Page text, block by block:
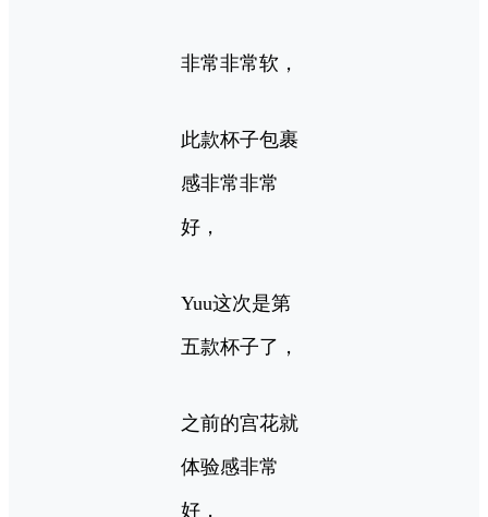
非常非常软，
此款杯子包裹
感非常非常
好，
Yuu这次是第
五款杯子了，
之前的宫花就
体验感非常
好，